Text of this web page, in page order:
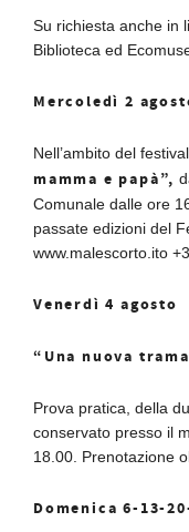
Su richiesta anche in
Biblioteca ed
Mercoledì 2
Nell’ambito del
mamma e papà”,
Comunale dalle ore
passate edizioni del
www.malescorto.ito
Venerdì 4 agosto
“Una nuova
Prova pratica, della
conservato presso il
18.00. Prenotazione
Domenica 6-13-